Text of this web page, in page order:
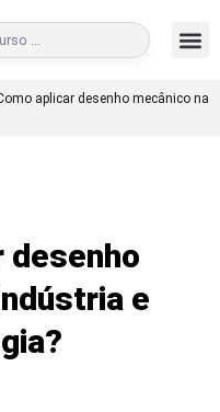
BUSCAR
aplicar desenho mecânico na
desenho
e